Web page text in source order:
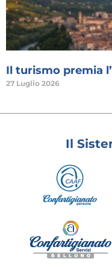
Il turismo premia
27 Luglio 2026
Il